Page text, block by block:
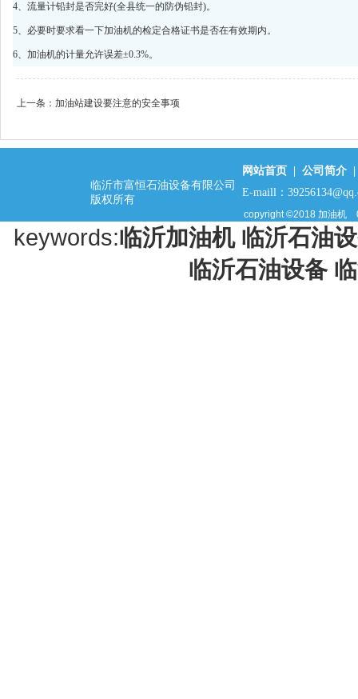
4、流量计铅封是否完好(全县统一的防伪铅封)。
5、必要时要求看一下加油机的检定合格证书是否在有效期内。
6、加油机的计量允许误差±0.3%。
上一条： 加油站建设要注意的安全事项
网站首页| 公司简介|
临沂市富恒石油设备有限公司
版权所有
E-maill：
copyright ©2018 加油机
keywords:临沂加油机 临沂石油
临沂石油设备